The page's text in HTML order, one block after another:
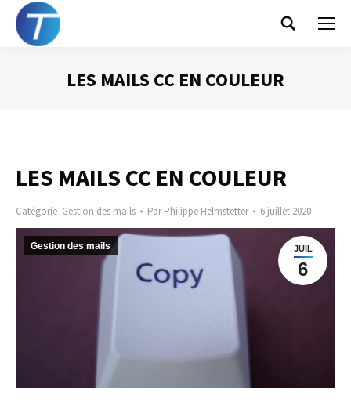
Search:
LES MAILS CC EN COULEUR
LES MAILS CC EN COULEUR
Catégorie Gestion des mails ParPhilippe Helmstetter 6 juillet 2020
JUIL
6
Gestion des mails